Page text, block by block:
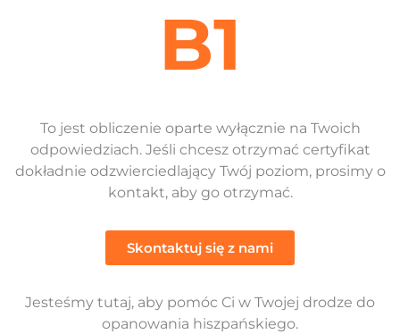
B1
To jest obliczenie oparte wyłącznie na Twoich
odpowiedziach. Jeśli chcesz otrzymać certyfikat
dokładnie odzwierciedlający Twój poziom, prosimy o
kontakt, aby go otrzymać.
Skontaktuj się z nami
Jesteśmy tutaj, aby pomóc Ci w Twojej drodze do
opanowania hiszpańskiego.